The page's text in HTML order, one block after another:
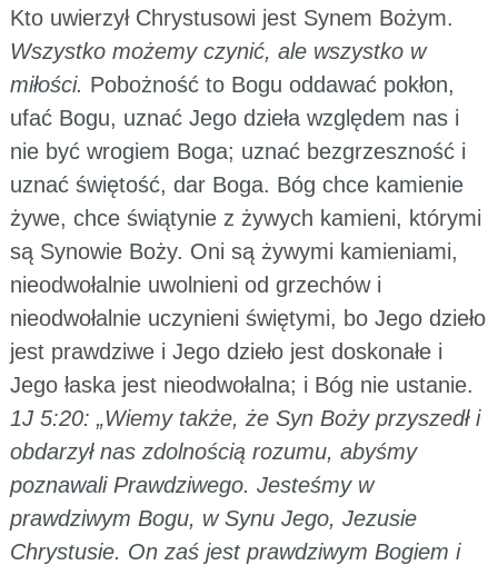
Kto uwierzył Chrystusowi jest Synem Bożym.
Wszystko możemy czynić, ale wszystko w
miłości. Pobożność to Bogu oddawać pokłon,
ufać Bogu, uznać Jego dzieła względem nas i
nie być wrogiem Boga; uznać bezgrzeszność i
uznać świętość, dar Boga. Bóg chce kamienie
żywe, chce świątynie z żywych kamieni, którymi
są Synowie Boży. Oni są żywymi kamieniami,
nieodwołalnie uwolnieni od grzechów i
nieodwołalnie uczynieni świętymi, bo Jego dzieło
jest prawdziwe i Jego dzieło jest doskonałe i
Jego łaska jest nieodwołalna; i Bóg nie ustanie.
1J 5:20: „Wiemy także, że Syn Boży przyszedł i
obdarzył nas zdolnością rozumu, abyśmy
poznawali Prawdziwego. Jesteśmy w
prawdziwym Bogu, w Synu Jego, Jezusie
Chrystusie. On zaś jest prawdziwym Bogiem i